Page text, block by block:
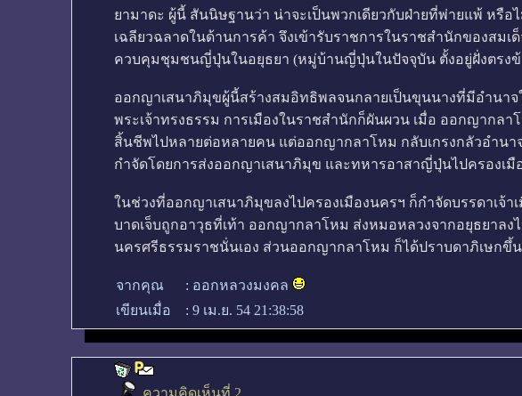
ยามาดะ ผู้นี้ สันนิษฐานว่า น่าจะเป็นพวกเดียวกับฝ่ายที่พ่ายแพ้ หรื
เฉลียวฉลาดในด้านการค้า จึงเข้ารับราชการในราชสำนักของสม
ควบคุมชุมชนญี่ปุ่นในอยุธยา (หมู่บ้านญี่ปุ่นในปัจจุบัน ตั้งอยู่ฝั่งตรงข้
ออกญาเสนาภิมุขผู้นี้สร้างสมอิทธิพลจนกลายเป็นขุนนางที่มีอำนาจ
พระเจ้าทรงธรรม การเมืองในราชสำนักก็ผันผวน เมื่อ ออกญากล
สิ้นชีพไปหลายต่อหลายคน แต่ออกญากลาโหม กลับเกรงกลัวอำน
กำจัดโดยการส่งออกญาเสนาภิมุข และทหารอาสาญี่ปุ่นไปครองเมื
ในช่วงที่ออกญาเสนาภิมุขลงไปครองเมืองนครฯ ก็กำจัดบรรดาเจ้
บาดเจ็บถูกอาวุธที่เท้า ออกญากลาโหม ส่งหมอหลวงจากอยุธยาล
นครศรีธรรมราชนั่นเอง ส่วนออกญากลาโหม ก็ได้ปราบดาภิเษกขึ้น
จากคุณ : ออกหลวงมงคล
เขียนเมื่อ
: 9 เม.ย. 54 21:38:58
ความคิดเห็นที่ 2